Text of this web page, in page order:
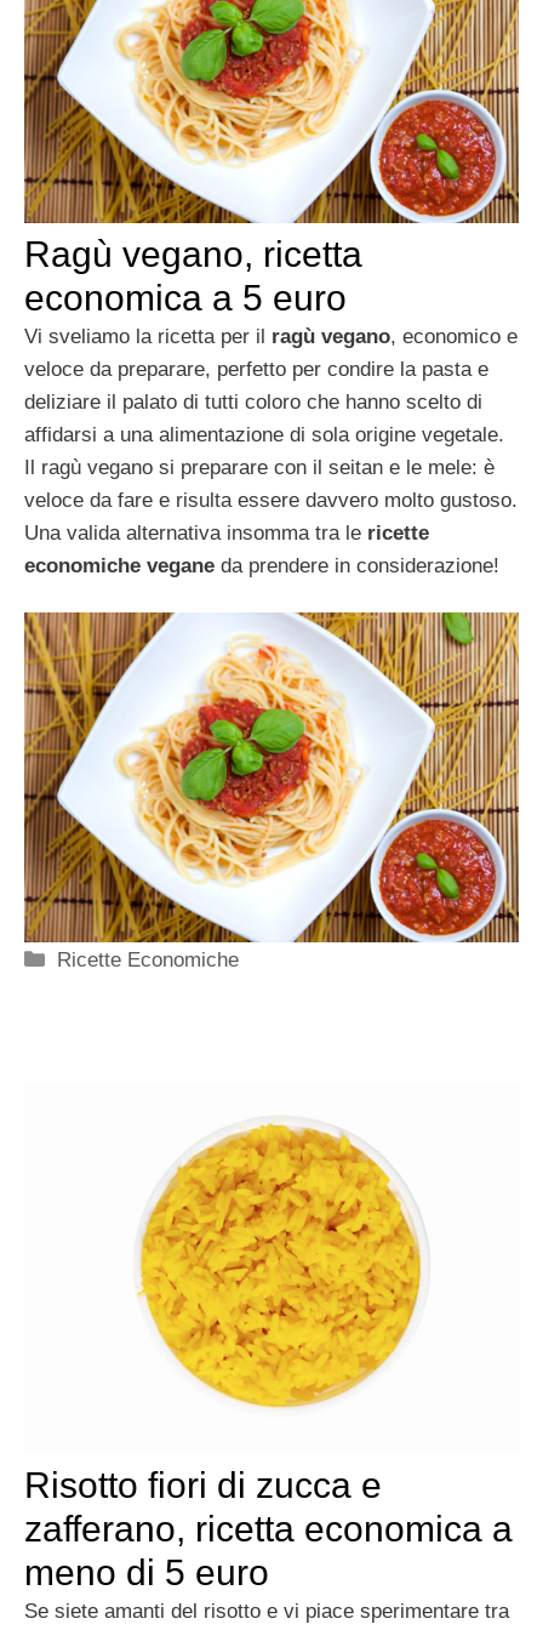
Ragù vegano, ricetta
economica a 5 euro
Vi sveliamo la ricetta per il ragù vegano, economico e
veloce da preparare, perfetto per condire la pasta e
deliziare il palato di tutti coloro che hanno scelto di
affidarsi a una alimentazione di sola origine vegetale.
Il ragù vegano si preparare con il seitan e le mele: è
veloce da fare e risulta essere davvero molto gustoso.
Una valida alternativa insomma tra le ricette
economiche vegane da prendere in considerazione!
Categorie
Ricette Economiche
Risotto fiori di zucca e
zafferano, ricetta economica a
meno di 5 euro
Se siete amanti del risotto e vi piace sperimentare tra